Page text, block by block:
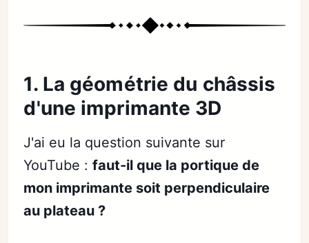
1. La géométrie du châssis
d'une imprimante 3D
J'ai eu la question suivante sur
YouTube :faut-il que la portique de
mon imprimante soit perpendiculaire
au plateau ?